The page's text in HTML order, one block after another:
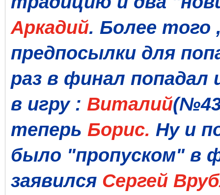
Аркадий. Более того
предпосылки для
раз в финал попадал
в игру : Виталий
теперь Борис. Ну и
было "пропуском" в
заявился Сергей